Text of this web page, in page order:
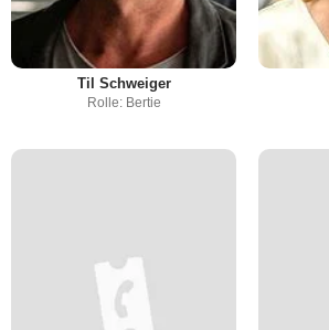
Til Schweiger
Rolle: Bertie